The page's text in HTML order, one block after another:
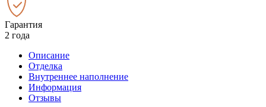
Гарантия
2 года
Описание
Отделка
Внутреннее наполнение
Информация
Отзывы